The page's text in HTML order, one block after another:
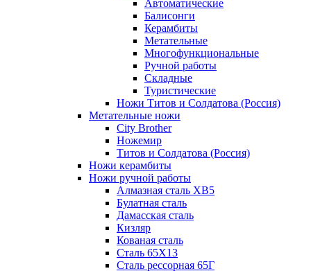
Автоматические
Балисонги
Керамбиты
Метательные
Многофункциональные
Ручной работы
Складные
Туристические
Ножи Титов и Солдатова (Россия)
Метательные ножи
City Brother
Ножемир
Титов и Солдатова (Россия)
Ножи керамбиты
Ножи ручной работы
Алмазная сталь ХВ5
Булатная сталь
Дамасская сталь
Кизляр
Кованая сталь
Сталь 65Х13
Сталь рессорная 65Г